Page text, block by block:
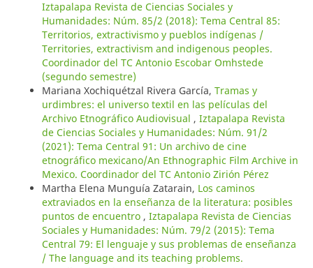
Iztapalapa Revista de Ciencias Sociales y
Humanidades: Núm. 85/2 (2018): Tema Central 85:
Territorios, extractivismo y pueblos indígenas /
Territories, extractivism and indigenous peoples.
Coordinador del TC Antonio Escobar Omhstede
(segundo semestre)
Mariana Xochiquétzal Rivera García, Tramas y
urdimbres: el universo textil en las películas del
Archivo Etnográfico Audiovisual , Iztapalapa Revista
de Ciencias Sociales y Humanidades: Núm. 91/2
(2021): Tema Central 91: Un archivo de cine
etnográfico mexicano/An Ethnographic Film Archive in
Mexico. Coordinador del TC Antonio Zirión Pérez
Martha Elena Munguía Zatarain, Los caminos
extraviados en la enseñanza de la literatura: posibles
puntos de encuentro , Iztapalapa Revista de Ciencias
Sociales y Humanidades: Núm. 79/2 (2015): Tema
Central 79: El lenguaje y sus problemas de enseñanza
/ The language and its teaching problems.